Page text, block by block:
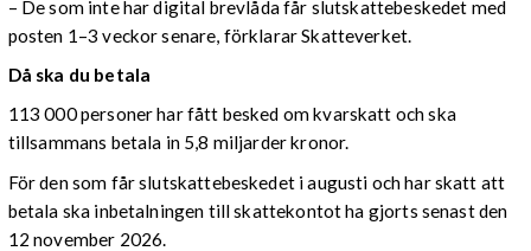
– De som inte har digital brevlåda får slutskattebeskedet med
posten 1–3 veckor senare, förklarar Skatteverket.
Då ska du betala
113 000 personer har fått besked om kvarskatt och ska
tillsammans betala in 5,8 miljarder kronor.
För den som får slutskattebeskedet i augusti och har skatt att
betala ska inbetalningen till skattekontot ha gjorts senast den
12 november 2026.